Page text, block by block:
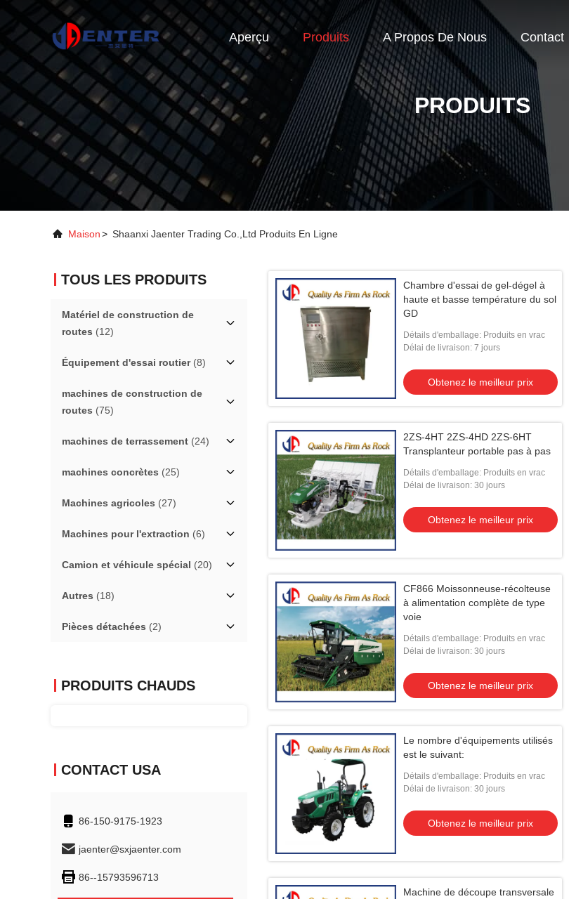
Aperçu Produits A Propos De Nous Contact
PRODUITS
Maison> Shaanxi Jaenter Trading Co.,Ltd Produits En Ligne
TOUS LES PRODUITS
Matériel de construction de
routes (12)
Équipement d'essai routier(8)
machines de construction de
routes (75)
machines de terrassement (24)
machines concrètes (25)
Machines agricoles (27)
Machines pour l'extraction (6)
Camion et véhicule spécial (20)
Autres (18)
Pièces détachées (2)
PRODUITS CHAUDS
CONTACT USA
86-150-9175-1923
jaenter@sxjaenter.com
86--15793596713
Chambre d'essai de gel-dégel à
haute et basse température du sol
GD
Détails d'emballage: Produits en vrac
Délai de livraison: 7 jours
Obtenez le meilleur prix
2ZS-4HT 2ZS-4HD 2ZS-6HT
Transplanteur portable pas à pas
Détails d'emballage: Produits en vrac
Délai de livraison: 30 jours
Obtenez le meilleur prix
CF866 Moissonneuse-récolteuse
à alimentation complète de type
voie
Détails d'emballage: Produits en vrac
Délai de livraison: 30 jours
Obtenez le meilleur prix
Le nombre d'équipements utilisés
est le suivant:
Détails d'emballage: Produits en vrac
Délai de livraison: 30 jours
Obtenez le meilleur prix
Machine de découpe transversale